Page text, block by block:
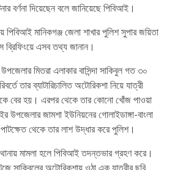
বর্ণনা দিয়েছেন বলে জানিয়েছে পিবিআই।
পিবিআই মানিকগঞ্জ জেলা শাখার পুলিশ সুপার জয়িতা
ব্রিফিংয়ে এসব তথ্য জানান।
মিতরা এলাকার বাসিন্দা সাকিবুল গত ৩০
তার ব্যাটারিচালিত অটোরিকশা নিয়ে যাত্রী
বের হয়। এরপর থেকে তার কোনো খোঁজ পাওয়া
উপজেলার জামশা ইউনিয়নের গোলাইডাঙ্গা-বাংলা
থেকে তার লাশ উদ্ধার করে পুলিশ।
মামলা হলে পিবিআই তদন্তভার গ্রহণ করে।
সাকিবুলের অটোরিকশায় ওঠা এক যাত্রীর ছবি